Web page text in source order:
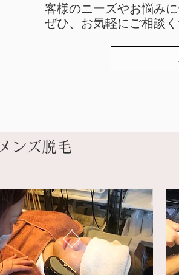
客様のニーズやお悩み
ぜひ、お気軽にご相談く
​メンズ脱毛